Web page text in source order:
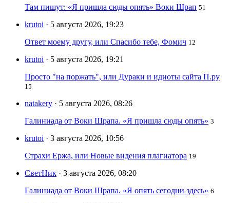
Там пишут: «Я пришла сюды опять» Воки Шрап 51
krutoi · 5 августа 2026, 19:23
Ответ моему другу, или Спасибо тебе, Фомич 12
krutoi · 5 августа 2026, 19:21
Просто "на поржать", или Дураки и идиоты сайта П.ру
15
natakery · 5 августа 2026, 08:26
Галиниада от Воки Шрапа. «Я пришла сюды опять» 3
krutoi · 3 августа 2026, 10:56
Страхи Ержа, или Новые видения плагиатора 19
СветНик · 3 августа 2026, 08:20
Галиниада от Воки Шрапа. «Я опять сегодни здесь» 6